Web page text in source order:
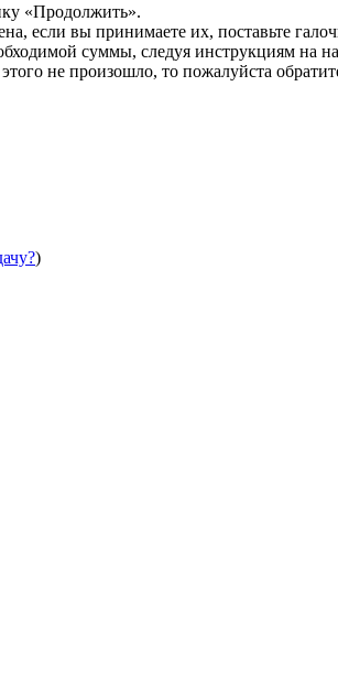
«Продолжить».
если вы принимаете их, поставьте
суммы, следуя инструкциям на
не произошло, то пожалуйста
)